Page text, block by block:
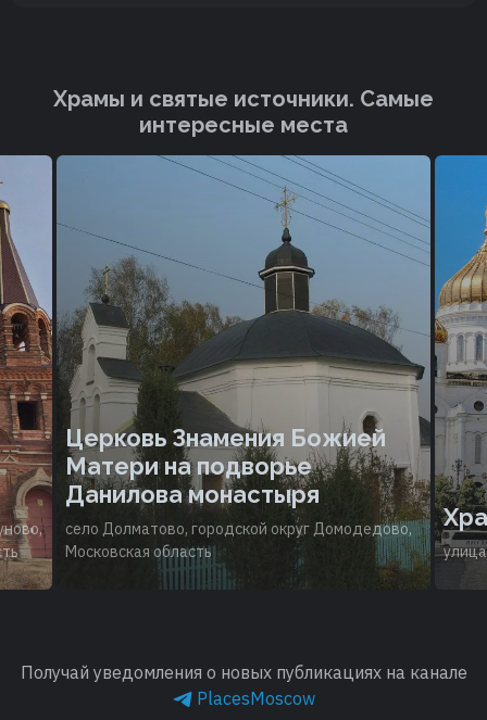
Храмы и святые источники. Cамые
интересные места
Церковь Знамения Божией
Матери на подворье
Данилова монастыря
село Долматово, городской округ Домодедово,
Московская область
Получай уведомления о новых публикациях на канале
PlacesMoscow